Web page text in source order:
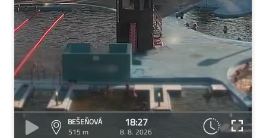
BEŠEŇOVÁ
515 m
18:27
8. 8. 2026